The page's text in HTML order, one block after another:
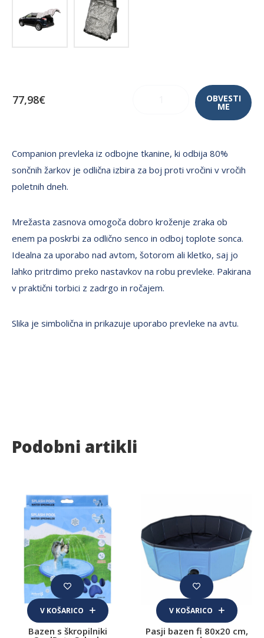
77,98€ OBVESTI
ME
Companion prevleka iz odbojne tkanine, ki odbija 80%
sončnih žarkov je odlična izbira za boj proti vročini v vročih
poletnih dneh.
Mrežasta zasnova omogoča dobro kroženje zraka ob
enem pa poskrbi za odlično senco in odboj toplote sonca.
Idealna za uporabo nad avtom, šotorom ali kletko, saj jo
lahko pritrdimo preko nastavkov na robu prevleke. Pakirana
v praktični torbici z zadrgo in ročajem.
Slika je simbolična in prikazuje uporabo prevleke na avtu.
Podobni artikli
V KOŠARICO
Bazen s škropilniki
V KOŠARICO
Pasji bazen fi 80x20 cm,